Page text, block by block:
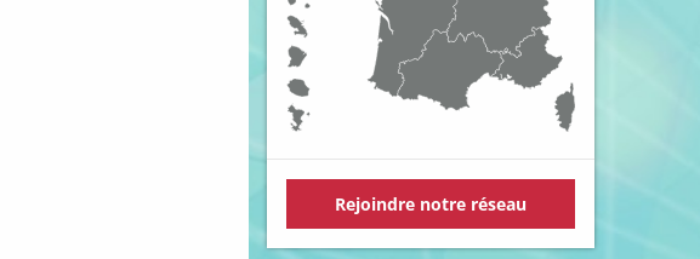
Rejoindre notre réseau